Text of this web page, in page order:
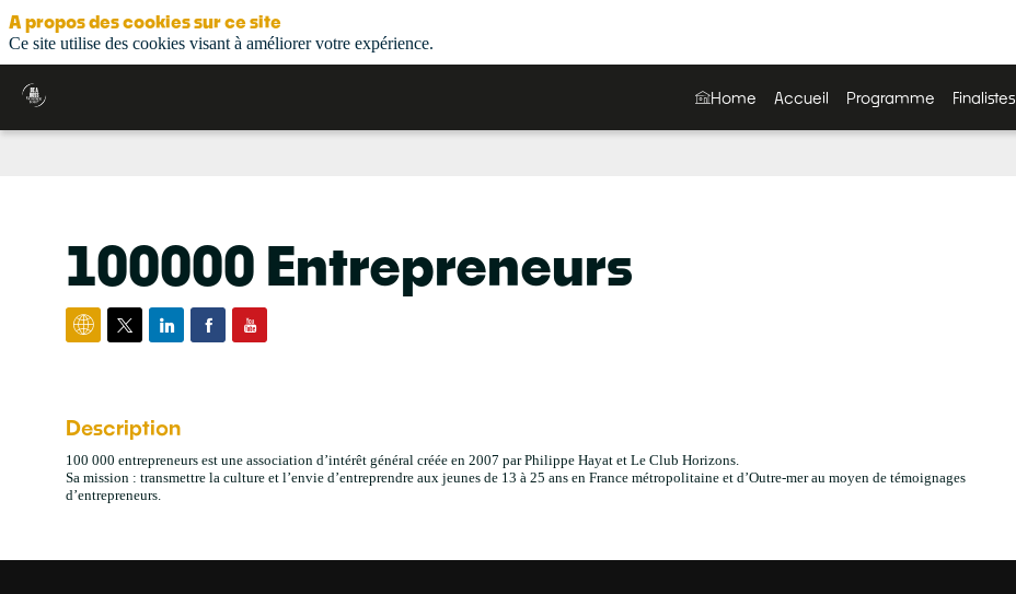
Home Accueil Programme Finalistes
100000 Entrepreneurs
Description
100 000 entrepreneurs est une association d’intérêt général créée en 2007 par Philippe Hayat et Le Club Horizons.
Sa mission : transmettre la culture et l’envie d’entreprendre aux jeunes de 13 à 25 ans en France métropolitaine et d’Outre-mer au moyen de témoignages
d’entrepreneurs.
A propos des cookies sur ce site
Ce site utilise des cookies visant à améliorer votre expérience.